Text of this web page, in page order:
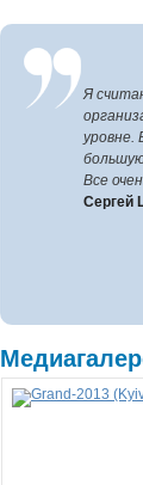
Я
уровне.
Все
Сергей